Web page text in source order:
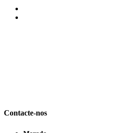
Contacte-nos